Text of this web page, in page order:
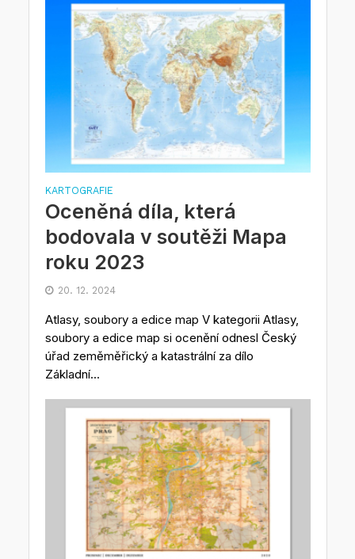
KARTOGRAFIE
Oceněná díla, která
bodovala v soutěži Mapa
roku 2023
20. 12. 2024
Atlasy, soubory a edice map V kategorii Atlasy,
soubory a edice map si ocenění odnesl Český
úřad zeměměřický a katastrální za dílo
Základní...